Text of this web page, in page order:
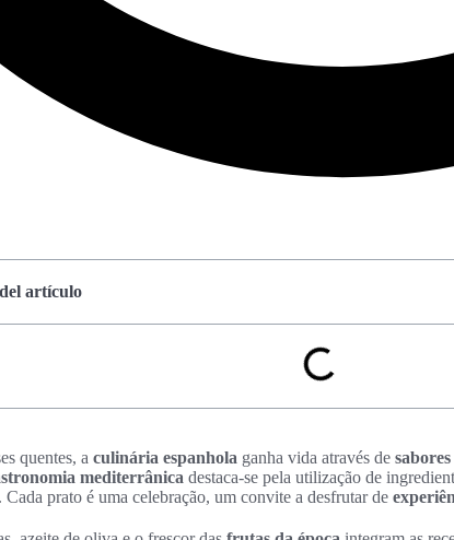
artículo
quentes, a culinária espanhola ganha vida através de
mediterrânica destaca-se pela utilização de
Cada prato é uma celebração, um convite a desfrutar de